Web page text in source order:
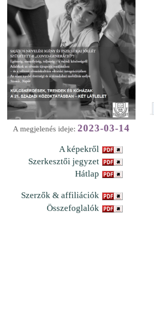
A megjelenés ideje: 2023-03-14
A képekről
Szerkesztői jegyzet
Hátlap
Szerzők & affiliációk
Összefoglalók